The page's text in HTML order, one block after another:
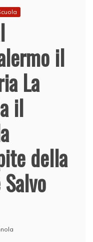
il
La
il
della